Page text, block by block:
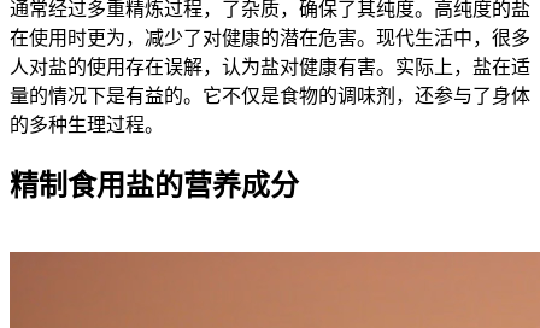
通常经过多重精炼过程，了杂质，确保了其纯度。高纯度的盐
在使用时更为，减少了对健康的潜在危害。现代生活中，很多
人对盐的使用存在误解，认为盐对健康有害。实际上，盐在适
量的情况下是有益的。它不仅是食物的调味剂，还参与了身体
的多种生理过程。
精制食用盐的营养成分